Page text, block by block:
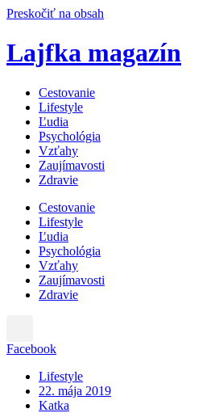
Preskočiť na obsah
Lajfka magazín
Cestovanie
Lifestyle
Ľudia
Psychológia
Vzťahy
Zaujímavosti
Zdravie
Cestovanie
Lifestyle
Ľudia
Psychológia
Vzťahy
Zaujímavosti
Zdravie
Facebook
Lifestyle
22. mája 2019
Katka